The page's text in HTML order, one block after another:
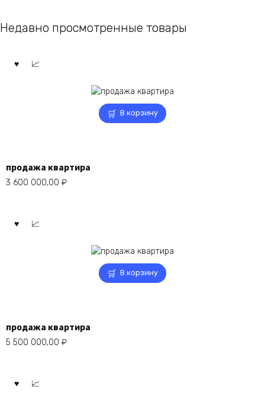
Недавно просмотренные товары
В корзину
продажа квартира
3 600 000,00 ₽
В корзину
продажа квартира
5 500 000,00 ₽